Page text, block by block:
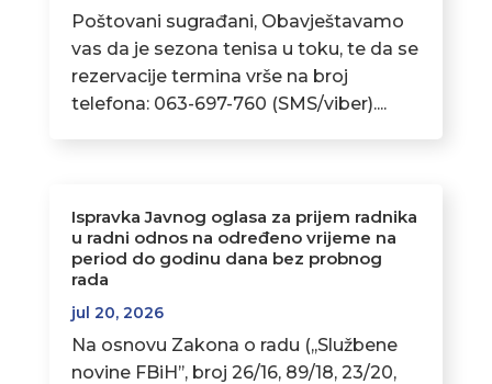
Poštovani sugrađani, Obavještavamo
vas da je sezona tenisa u toku, te da se
rezervacije termina vrše na broj
telefona: 063-697-760 (SMS/viber)....
Ispravka Javnog oglasa za prijem radnika
u radni odnos na određeno vrijeme na
period do godinu dana bez probnog
rada
jul 20, 2026
Na osnovu Zakona o radu (,,Službene
novine FBiH’’, broj 26/16, 89/18, 23/20,